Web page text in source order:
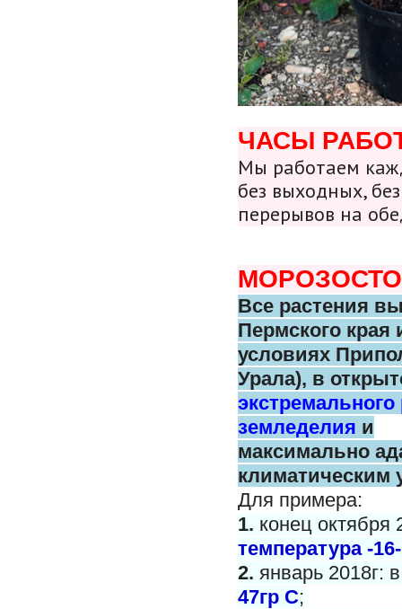
ЧАСЫ
Мы работаем
без выходных,
перерывов на
Все растения
Пермского края
условиях
Урала), в
экстремального
земледелия и
максимально
климатическим
Для примера:
1. конец октября
температура -
2. январь 2018г:
47гр С;